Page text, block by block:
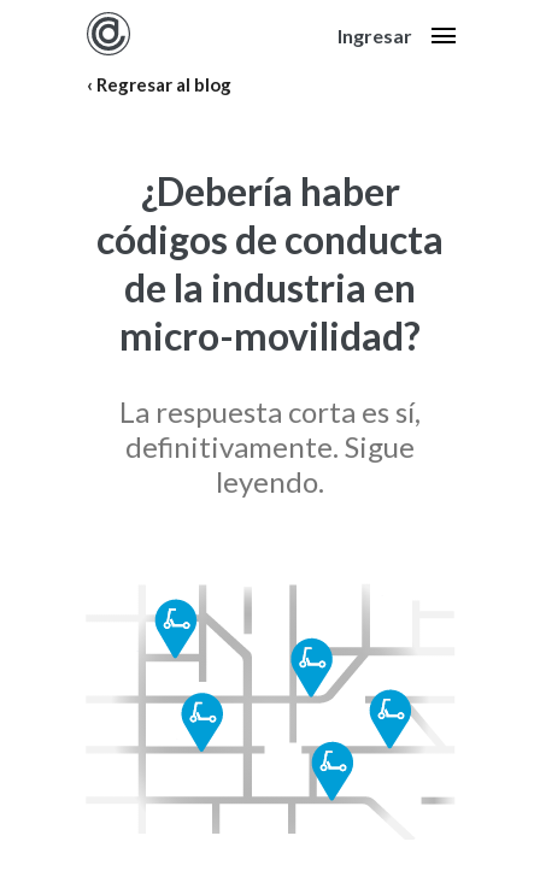
Ingresar
Regresar al blog
¿Debería haber
códigos de conducta
de la industria en
micro-movilidad?
La respuesta corta es sí,
definitivamente. Sigue
leyendo.